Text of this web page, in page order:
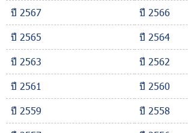
ปี 2567
ปี 2566
ปี 2565
ปี 2564
ปี 2563
ปี 2562
ปี 2561
ปี 2560
ปี 2559
ปี 2558